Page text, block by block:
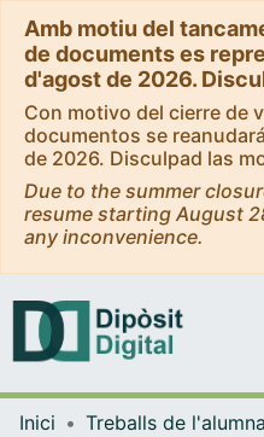
Amb motiu del
de documents es
d'agost de 2026.
Con motivo del cierre de
documentos se
de 2026. Disculpad las
Due to the summer
resume starting August
any inconvenience.
Inici
Treballs de